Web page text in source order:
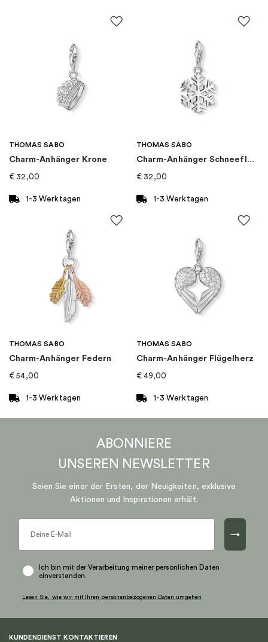
:
Kategorie:
Kollektion: Pandora Moments
THOMAS SABO
Charm-Anhänger Krone
€ 32,00
1-3 Werktagen
THOMAS SABO
Charm-Anhänger Schneeflocke
€ 32,00
1-3 Werktagen
THOMAS SABO
Charm-Anhänger Federn
€ 54,00
1-3 Werktagen
THOMAS SABO
Charm-Anhänger Flügelherz
€ 49,00
1-3 Werktagen
ABONNIERE
UNSEREN NEWSLETTER
Seien Sie einer der Ersten, der Neuigkeiten, exklusive
Aktionen und Inspirationen erhält.
→
Ich bin mit der Verarbeitung meiner persönlichen Daten
einverstanden.
Lesen Sie, wie wir mit Ihren personenbezogenen Daten umgehen
KUNDENDIENST KONTAKTIEREN